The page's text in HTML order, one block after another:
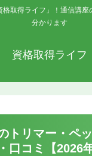
格取得ライフ」！通信講
分かります
資格取得ライフ
トリマー・ペ
口コミ【2026